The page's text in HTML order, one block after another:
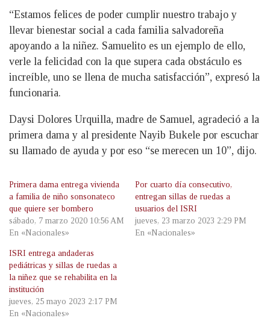
“Estamos felices de poder cumplir nuestro trabajo y
llevar bienestar social a cada familia salvadoreña
apoyando a la niñez. Samuelito es un ejemplo de ello,
verle la felicidad con la que supera cada obstáculo es
increíble, uno se llena de mucha satisfacción”, expresó la
funcionaria.
Daysi Dolores Urquilla, madre de Samuel, agradeció a la
primera dama y al presidente Nayib Bukele por escuchar
su llamado de ayuda y por eso “se merecen un 10”, dijo.
Primera dama entrega vivienda
a familia de niño sonsonateco
que quiere ser bombero
sábado, 7 marzo 2020 10:56 AM
En «Nacionales»
Por cuarto día consecutivo,
entregan sillas de ruedas a
usuarios del ISRI
jueves, 23 marzo 2023 2:29 PM
En «Nacionales»
ISRI entrega andaderas
pediátricas y sillas de ruedas a
la niñez que se rehabilita en la
institución
jueves, 25 mayo 2023 2:17 PM
En «Nacionales»